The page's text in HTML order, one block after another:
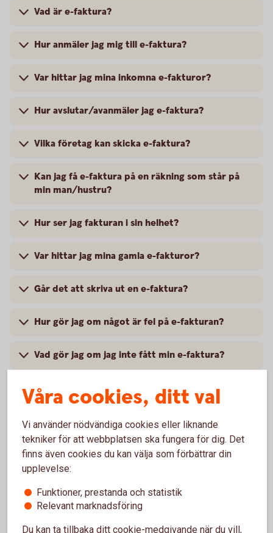
Vad är e-faktura?
Hur anmäler jag mig till e-faktura?
Var hittar jag mina inkomna e-fakturor?
Hur avslutar/avanmäler jag e-faktura?
Vilka företag kan skicka e-faktura?
Kan jag få e-faktura på en räkning som står på
min man/hustru?
Hur ser jag fakturan i sin helhet?
Var hittar jag mina gamla e-fakturor?
Går det att skriva ut en e-faktura?
Hur gör jag om något är fel på e-fakturan?
Vad gör jag om jag inte fått min e-faktura?
Jag har anmält e-faktura idag, varför ser jag inte
det i översikten?
Har jag betalat den här e-fakturan?
Kan jag avbryta en betalning för en e-faktura?
Hur ändrar jag konto för e-faktura?
Våra cookies, ditt val
Vi använder nödvändiga cookies eller liknande
tekniker för att webbplatsen ska fungera för dig. Det
finns även cookies du kan välja som förbättrar din
upplevelse:
Funktioner, prestanda och statistik
Relevant marknadsföring
Du kan ta tillbaka ditt cookie-medgivande när du vill,